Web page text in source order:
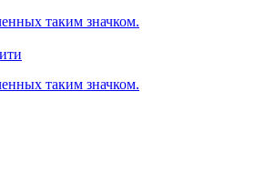
таким значком.
таким значком.